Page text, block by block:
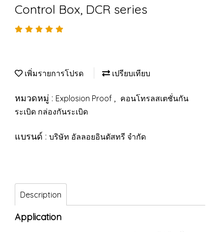
Control Box, DCR series
เพิ่มรายการโปรด เปรียบเทียบ
หมวดหมู่ : Explosion Proof , คอนโทรลสเตชั่นกัน
ระเบิด กล่องกันระเบิด
แบรนด์ : บริษัท อัลลอยอินดัสทรี จำกัด
Description
Application